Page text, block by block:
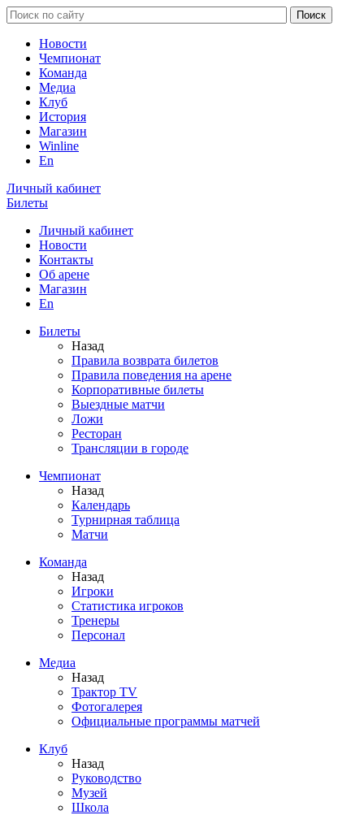
Новости
Чемпионат
Команда
Медиа
Клуб
История
Магазин
Winline
En
Личный кабинет
Билеты
Личный кабинет
Новости
Контакты
Об арене
Магазин
En
Билеты
Назад
Правила возврата билетов
Правила поведения на арене
Корпоративные билеты
Выездные матчи
Ложи
Ресторан
Трансляции в городе
Чемпионат
Назад
Календарь
Турнирная таблица
Матчи
Команда
Назад
Игроки
Статистика игроков
Тренеры
Персонал
Медиа
Назад
Трактор TV
Фотогалерея
Официальные программы матчей
Клуб
Назад
Руководство
Музей
Школа